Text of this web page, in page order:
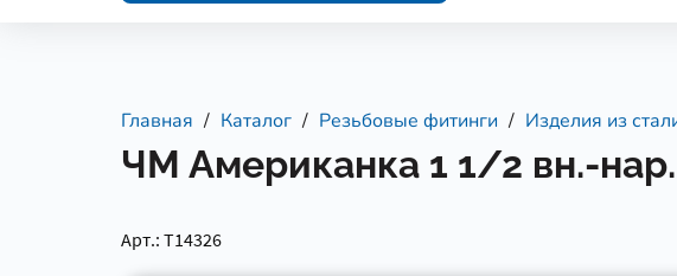
Главная Каталог Резьбовые фитинги Изделия из
ЧМ Американка 1 1/2 вн.-нар.
Арт.: Т14326